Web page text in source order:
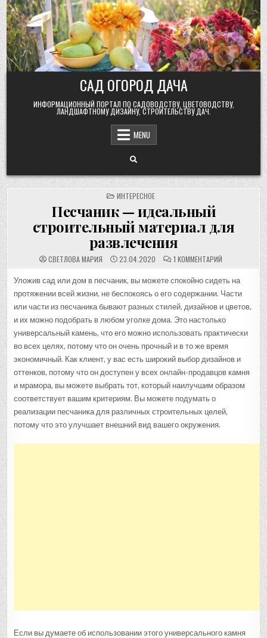
Skip
to
content
САД ОГОРОД ДАЧА
ИНФОРМАЦИОННЫЙ ПОРТАЛ ПО САДОВОДСТВУ, ЦВЕТОВОДСТВУ,
ЛАНДШАФТНОМУ ДИЗАЙНУ, СТРОИТЕЛЬСТВУ ДАЧ.
MENU
POSTED
IN
ИНТЕРЕСНОЕ
Песчаник — идеальный
строительный материал для
развлечения
СВЕТЛОВА МАРИЯ 23.04.2020 1 КОММЕНТАРИЙК
ЗАПИСИ
—
ДЛЯ
РАЗВЛЕЧЕНИЯ
Уложив сад или дом в песчаник, вы можете спокойно сидеть на
протяжении всей жизни, не беспокоясь о его содержании. Части
или части из песчаника бывают разных стилей, дизайнов и цветов,
и их можно подобрать в любом уголке дома. Это настолько
универсальный камень, что его можно использовать практически
во всех целях, потому что он очень прочный и в то же время
экономичный. Как клиент, у вас есть широкий выбор дизайнов и
оттенков, потому что он доступен у всех онлайн-продавцов камня
и мрамора, вы можете выбрать тот, который наилучшим образом
соответствует вашим критериям. Вы можете подумать о
реализации песчаника для различных строительных целей,
потому что это улучшает внешний вид вашего окружения.
Если вы думаете об использовании этого универсального камня